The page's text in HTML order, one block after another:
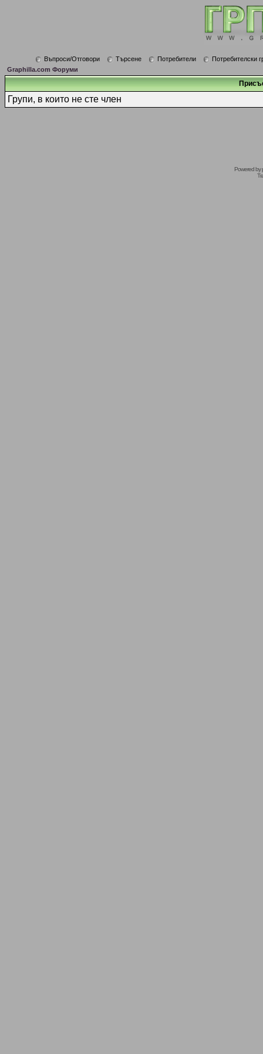
Въпроси/Отговори Търсене Потребители
Потребителски
Graphilla.com Форуми
Групи, в които не сте член
Powered by